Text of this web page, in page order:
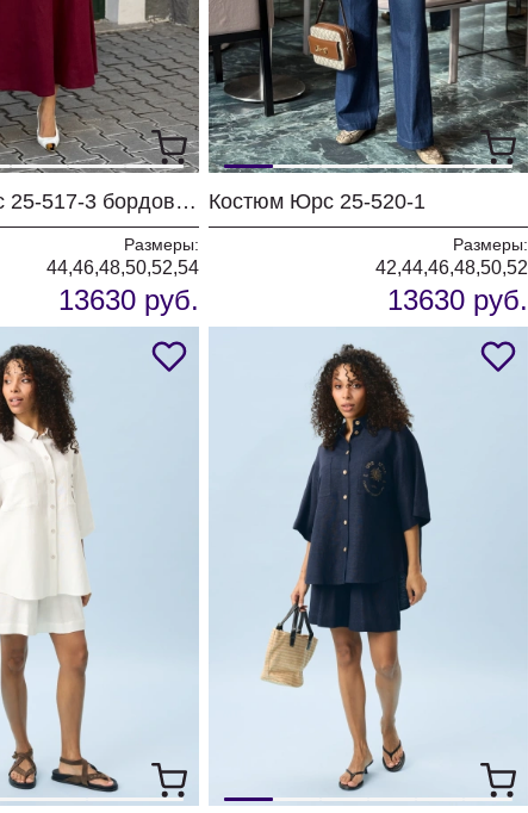
Костюм Юрс 25-517-3 бордовый
Размеры:
44,46,48,50,52,54
13630 руб.
Костюм Юрс 25-520-1
Размеры:
42,44,46,48,50,52
13630 руб.